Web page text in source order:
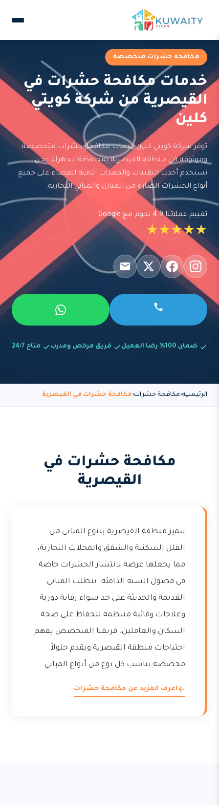
مكافحة حشرات متخصصة
خدمات مكافحة حشرات في
القيصرية من شركة كويتي
كلين
توفر شركة كويتي كلين خدمات مكافحة حشرات متخصصة
وموثوقة في منطقة القيصرية بمحافظة الجهراء. نحن
نستخدم أحدث التقنيات والمعدات الآمنة للقضاء على جميع
أنواع الحشرات الضارة من المنازل والمباني التجارية.
تقييم عملائنا 4.9 نجوم مع Google
★★★★★
ضمان 100% رضا العميل فريق مرخص ومدرب متاح 24/7
الرئيسية مكافحة حشرات مكافحة حشرات في القيصرية
مكافحة حشرات في
القيصرية
تتميز منطقة القيصرية بتنوع المباني من
الفلل السكنية والشقق والمحلات التجارية،
مما يجعلها عرضة لانتشار الحشرات خاصة
في فصول السنة الدافئة. تتطلب المباني
القديمة والحديثة على حد سواء رقابة دورية
وعلاجات وقائية منتظمة للحفاظ على صحة
السكان والعاملين. فريقنا المتخصص يفهم
احتياجات منطقة القيصرية ويقدم حلولاً
مخصصة تناسب كل نوع من أنواع المباني.
اعرف المزيد عن مكافحة حشرات